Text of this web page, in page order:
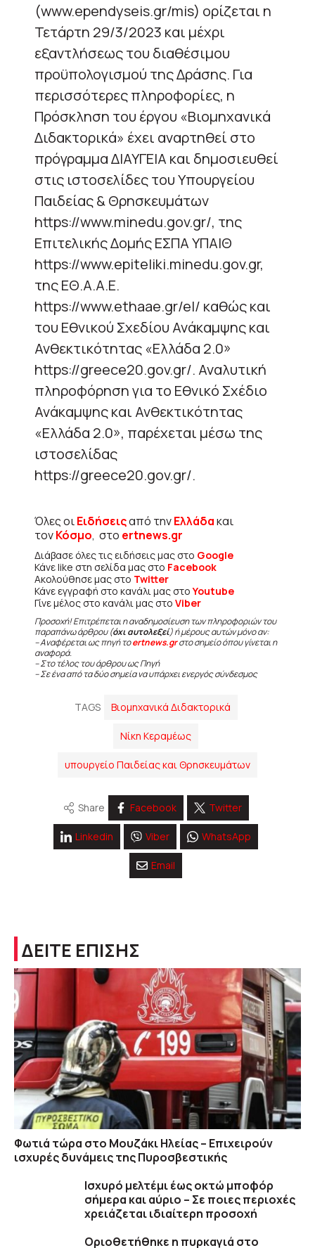
(www.ependyseis.gr/mis) ορίζεται η
Τετάρτη 29/3/2023 και μέχρι
εξαντλήσεως του διαθέσιμου
προϋπολογισμού της Δράσης. Για
περισσότερες πληροφορίες, η
Πρόσκληση του έργου «Βιομηχανικά
Διδακτορικά» έχει αναρτηθεί στο
πρόγραμμα ΔΙΑΥΓΕΙΑ και δημοσιευθεί
στις ιστοσελίδες του Υπουργείου
Παιδείας & Θρησκευμάτων
https://www.minedu.gov.gr/, της
Επιτελικής Δομής ΕΣΠΑ ΥΠΑΙΘ
https://www.epiteliki.minedu.gov.gr,
της ΕΘ.Α.Α.Ε.
https://www.ethaae.gr/el/ καθώς και
του Εθνικού Σχεδίου Ανάκαμψης και
Ανθεκτικότητας «Ελλάδα 2.0»
https://greece20.gov.gr/. Αναλυτική
πληροφόρηση για το Εθνικό Σχέδιο
Ανάκαμψης και Ανθεκτικότητας
«Ελλάδα 2.0», παρέχεται μέσω της
ιστοσελίδας
https://greece20.gov.gr/.
Όλες οιΕιδήσειςαπό τηνΕλλάδακαι
τονΚόσμο, στο ertnews.gr
Διάβασε όλες τις ειδήσεις μας στο Google
Κάνε like στη σελίδα μας στο Facebook
Ακολούθησε μας στο Twitter
Κάνε εγγραφή στο κανάλι μας στοYoutube
Γίνε μέλος στο κανάλι μας στο Viber
Προσοχή! Επιτρέπεται η αναδημοσίευση των πληροφοριών του
παραπάνω άρθρου (όχι αυτολεξεί) ή μέρους αυτών μόνο αν:
– Αναφέρεται ως πηγή τοertnews.grστο σημείο όπου γίνεται η
αναφορά.
– Στο τέλος του άρθρου ως Πηγή
– Σε ένα από τα δύο σημεία να υπάρχει ενεργός σύνδεσμος
TAGS Βιομηχανικά Διδακτορικά
Νίκη Κεραμέως
υπουργείο Παιδείας και Θρησκευμάτων
Share Facebook Twitter
Linkedin Viber WhatsApp
Email
ΔΕΙΤΕ ΕΠΙΣΗΣ
Φωτιά τώρα στο Μουζάκι Ηλείας – Επιχειρούν
ισχυρές δυνάμεις της Πυροσβεστικής
Ισχυρό μελτέμι έως οκτώ μποφόρ
σήμερα και αύριο – Σε ποιες περιοχές
χρειάζεται ιδιαίτερη προσοχή
Οριοθετήθηκε η πυρκαγιά στο